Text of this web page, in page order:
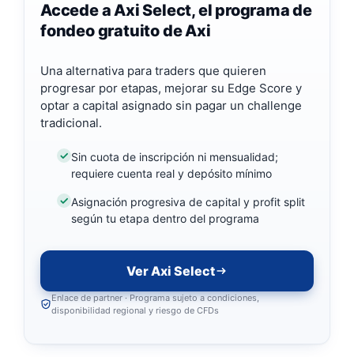
Accede a Axi Select, el programa de
fondeo gratuito de Axi
Una alternativa para traders que quieren
progresar por etapas, mejorar su Edge Score y
optar a capital asignado sin pagar un challenge
tradicional.
Sin cuota de inscripción ni mensualidad;
requiere cuenta real y depósito mínimo
Asignación progresiva de capital y profit split
según tu etapa dentro del programa
Ver Axi Select
Enlace de partner · Programa sujeto a condiciones,
disponibilidad regional y riesgo de CFDs